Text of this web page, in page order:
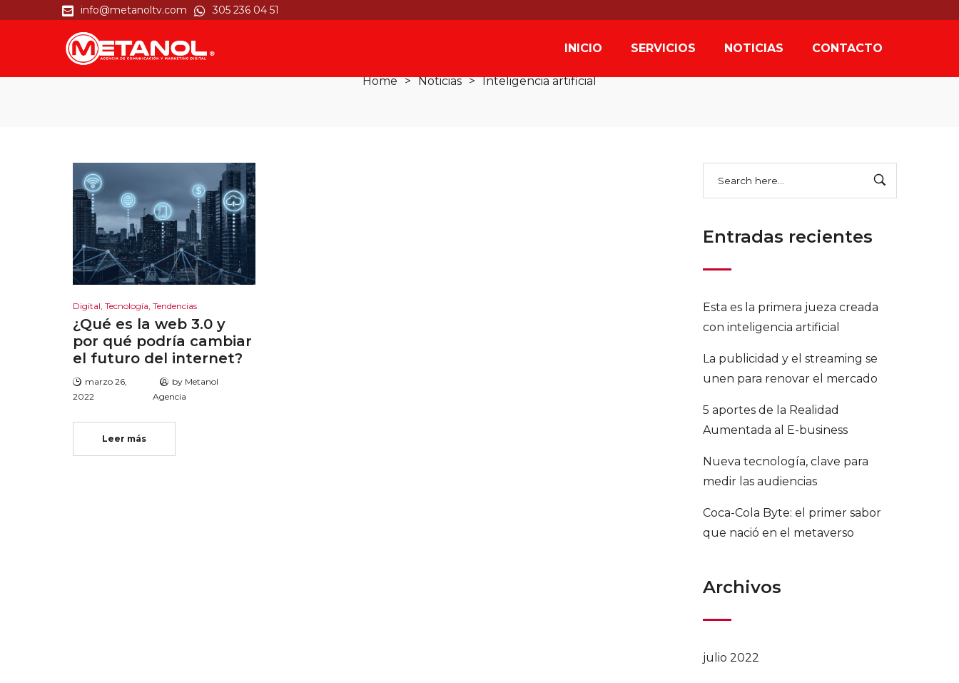
info@metanoltv.com 305 236 04 51
INICIO SERVICIOS NOTICIAS CONTACTO
Inteligencia artificial
Home > Noticias > Inteligencia artificial
Entradas recientes
Esta es la primera jueza creada
con inteligencia artificial
La publicidad y el streaming se
unen para renovar el mercado
5 aportes de la Realidad
Aumentada al E-business
Nueva tecnología, clave para
medir las audiencias
Coca-Cola Byte: el primer sabor
que nació en el metaverso
Archivos
julio 2022
Digital Tecnología Tendencias
¿Qué es la web 3.0 y
por qué podría cambiar
el futuro del internet?
marzo 26,
2022
by Metanol
Agencia
Leer más